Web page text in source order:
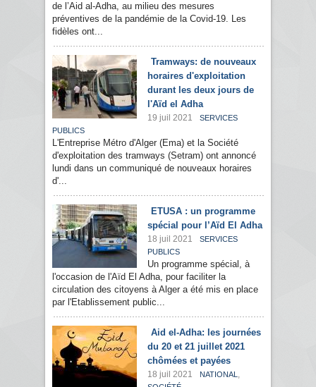
de l’Aid al-Adha, au milieu des mesures
préventives de la pandémie de la Covid-19. Les
fidèles ont...
Tramways: de nouveaux
horaires d'exploitation
durant les deux jours de
l'Aïd el Adha
19 juil 2021
SERVICES
PUBLICS
L'Entreprise Métro d'Alger (Ema) et la Société
d'exploitation des tramways (Setram) ont annoncé
lundi dans un communiqué de nouveaux horaires
d'...
ETUSA : un programme
spécial pour l’Aïd El Adha
18 juil 2021
SERVICES
PUBLICS
Un programme spécial, à
l'occasion de l'Aïd El Adha, pour faciliter la
circulation des citoyens à Alger a été mis en place
par l'Etablissement public...
Aid el-Adha: les journées
du 20 et 21 juillet 2021
chômées et payées
18 juil 2021 NATIONAL ,